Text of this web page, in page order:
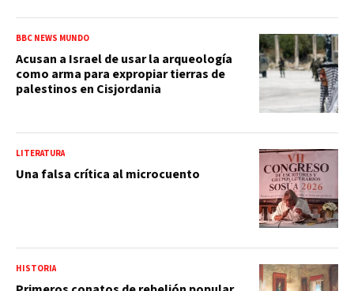
BBC NEWS MUNDO
Acusan a Israel de usar la arqueología
como arma para expropiar tierras de
palestinos en Cisjordania
LITERATURA
Una falsa crítica al microcuento
HISTORIA